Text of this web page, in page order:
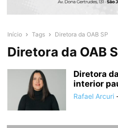
Início Tags Diretora da OAB SP
Diretora da OAB
Diretora
interior
Rafael Arcuri